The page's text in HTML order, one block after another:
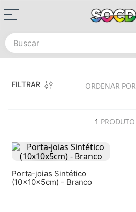
Buscar
ORDENAR POR
FILTRAR
1 PRODUTO
Porta-joias Sintético
(10x10x5cm) - Branco